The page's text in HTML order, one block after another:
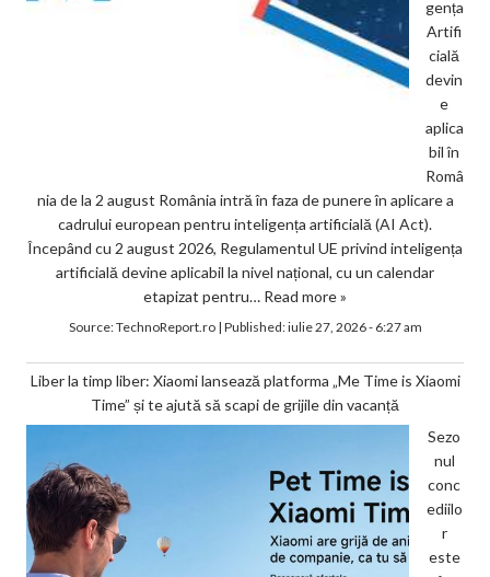
gența
Artifi
cială
devin
e
aplica
bil în
Româ
nia de la 2 august România intră în faza de punere în aplicare a
cadrului european pentru inteligența artificială (AI Act).
Începând cu 2 august 2026, Regulamentul UE privind inteligența
artificială devine aplicabil la nivel național, cu un calendar
etapizat pentru… Read more »
Source:TechnoReport.ro| Published:iulie 27, 2026 - 6:27 am
Liber la timp liber: Xiaomi lansează platforma „Me Time is Xiaomi
Time” și te ajută să scapi de grijile din vacanță
Sezo
nul
conc
ediilo
r
este